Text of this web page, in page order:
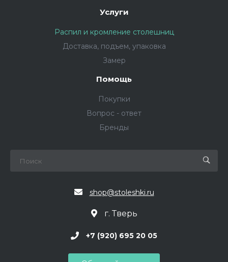
Услуги
Распил и кромление столешниц
Доставка, подъем, упаковка
Замер
Помощь
Покупки
Вопрос - ответ
Бренды
shop@stoleshki.ru
г. Тверь
+7 (920) 695 20 05